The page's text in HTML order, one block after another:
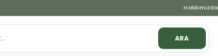
Hakkımızda
ARA